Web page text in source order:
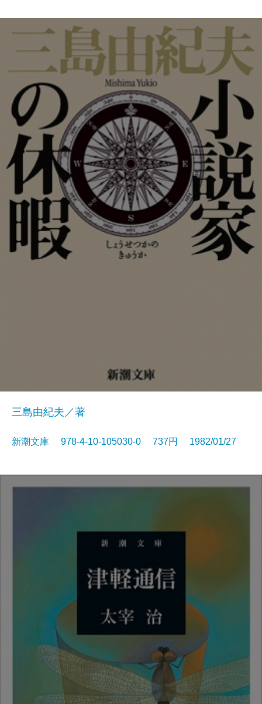
三島由紀夫／著
新潮文庫 978-4-10-105030-0 737円 1982/01/27